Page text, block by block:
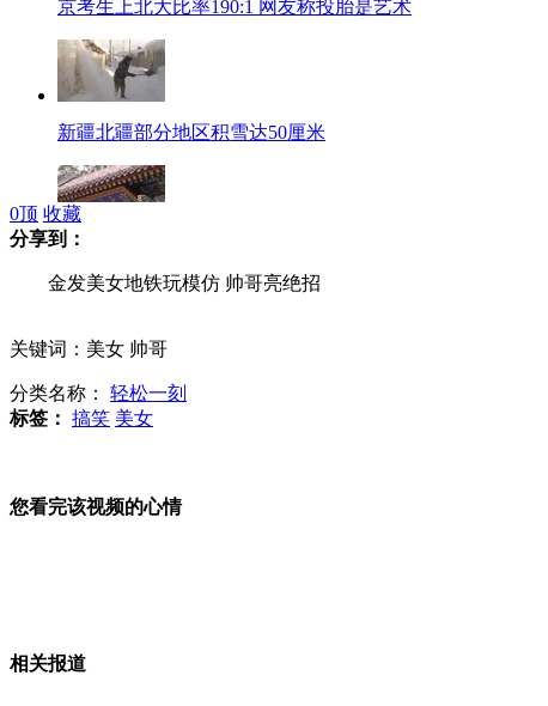
京考生上北大比率190:1 网友称投胎是艺术
新疆北疆部分地区积雪达50厘米
麦当劳承认采购"六和鸡"
山东因降雪临时封闭134个高速收费站
0顶 收藏
分享到：
金发美女地铁玩模仿 帅哥亮绝招
关键词：美女 帅哥
分类名称： 轻松一刻
标签： 搞笑 美女
您看完该视频的心情
相关报道